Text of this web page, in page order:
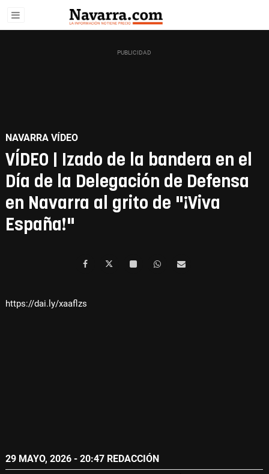
NAVARRA VÍDEO
VÍDEO | Izado de la bandera en el
Día de la Delegación de Defensa
en Navarra al grito de "¡Viva
España!"
https://dai.ly/xaaflzs
29 MAYO, 2026 - 20:47 REDACCIÓN